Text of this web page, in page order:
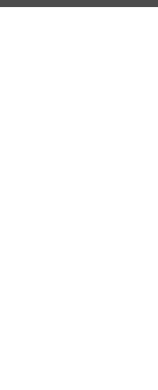
Klicke hier,